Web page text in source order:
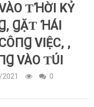
ƬꞪỜI KỶ
ꞬẶƬ ꞪÁI
VIỆC, ,
VÀO ƬÚI
0